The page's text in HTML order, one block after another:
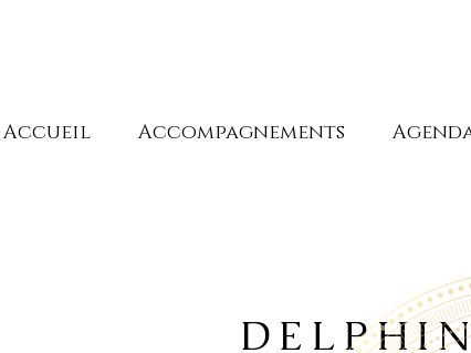
Accueil Accompagnements